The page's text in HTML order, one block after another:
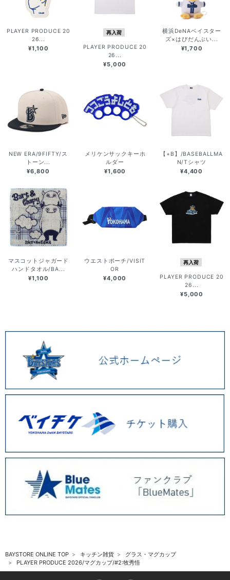
PLAYER PRODUCE 20
26...
¥1,100
再入荷
PLAYER PRODUCE 20
26...
¥5,000
横浜DeNAベイスター
ズ×はぴだんぶい...
¥1,700
NEW ERA/9FIFTY/ス
トーン...
¥6,800
メリケンサックキーホ
ルダー
¥1,600
【+B】/BASEBALLMA
N/Tシャツ
¥4,400
マスコットジャガード
ハンドタオル/BA...
¥1,100
ウエストポーチ/VISIT
OR
¥4,000
再入荷
PLAYER PRODUCE 20
26...
¥5,000
BAYSTORE ONLINE TOP キッチン雑貨
グラス・マグカップ
PLAYER PRODUCE 2026/マグカップ/#2:牧秀悟